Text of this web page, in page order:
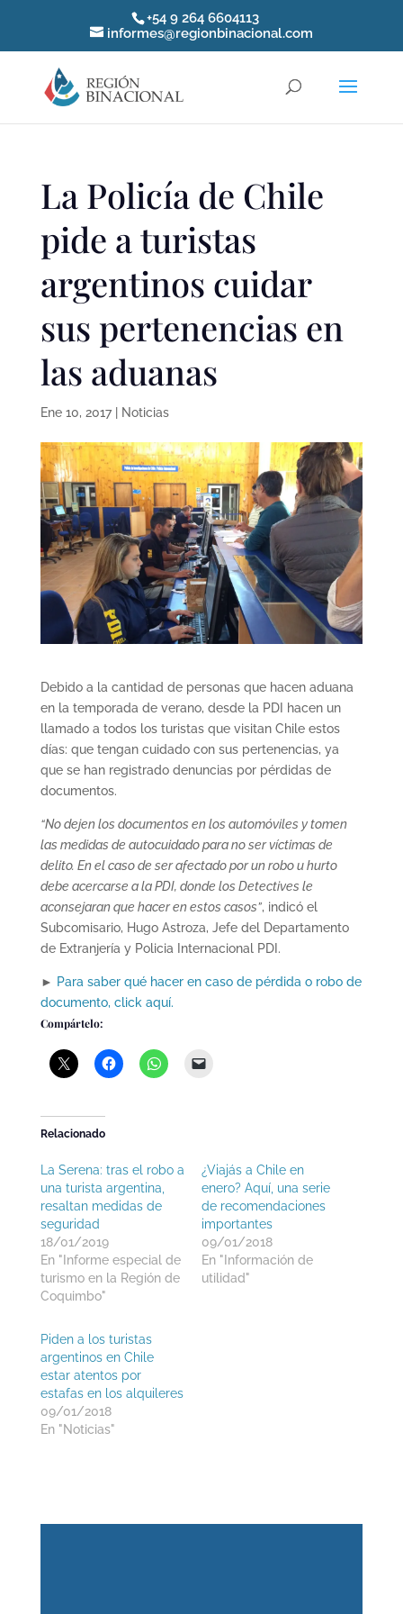
+54 9 264 6604113
informes@regionbinacional.com
La Policía de Chile
pide a turistas
argentinos cuidar
sus pertenencias en
las aduanas
Ene 10, 2017| Noticias
Debido a la cantidad de personas que hacen aduana
en la temporada de verano, desde la PDI hacen un
llamado a todos los turistas que visitan Chile estos
días: que tengan cuidado con sus pertenencias, ya
que se han registrado denuncias por pérdidas de
documentos.
“No dejen los documentos en los automóviles y tomen
las medidas de autocuidado para no ser víctimas de
delito. En el caso de ser afectado por un robo u hurto
debe acercarse a la PDI, donde los Detectives le
aconsejaran que hacer en estos casos”, indicó el
Subcomisario, Hugo Astroza, Jefe del Departamento
de Extranjería y Policia Internacional PDI.
► Para saber qué hacer en caso de pérdida o robo de
documento, click aquí.
Compártelo:
Relacionado
La Serena: tras el robo a
una turista argentina,
resaltan medidas de
seguridad
18/01/2019
En "Informe especial de
turismo en la Región de
Coquimbo"
¿Viajás a Chile en
enero? Aquí, una serie
de recomendaciones
importantes
09/01/2018
En "Información de
utilidad"
Piden a los turistas
argentinos en Chile
estar atentos por
estafas en los alquileres
09/01/2018
En "Noticias"